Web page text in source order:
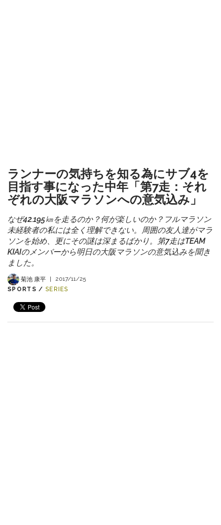
ランナーの気持ちを知る為にサブ4を
目指す事になった中年「第7走：それ
ぞれの大阪マラソンへの意気込み」
なぜ42.195㎞を走るのか？何が楽しいのか？フルマラソン
未経験者の私には全く理解できない。周囲の友人達がマラ
ソンを始め、更にその謎は深まるばかり。第7走はTEAM
KIAIのメンバーから明日の大阪マラソンの意気込みを聞き
ました。
菊池 康平 |
2017/11/25
SPORTS / SERIES